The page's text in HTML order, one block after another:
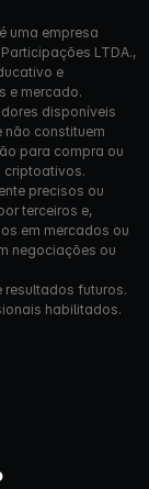
uma empresa
LTDA.,
e
e mercado.
disponíveis
não constituem
para compra ou
criptoativos.
precisos ou
terceiros e,
em mercados ou
negociações ou
resultados futuros.
habilitados.